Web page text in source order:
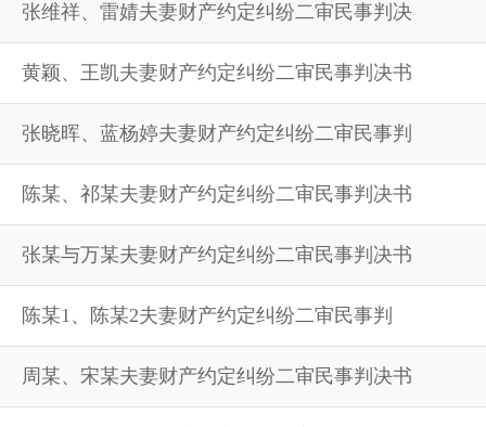
张维祥、雷婧夫妻财产约定纠纷二审民事判决
黄颖、王凯夫妻财产约定纠纷二审民事判决书
张晓晖、蓝杨婷夫妻财产约定纠纷二审民事判
陈某、祁某夫妻财产约定纠纷二审民事判决书
张某与万某夫妻财产约定纠纷二审民事判决书
陈某1、陈某2夫妻财产约定纠纷二审民事判
周某、宋某夫妻财产约定纠纷二审民事判决书